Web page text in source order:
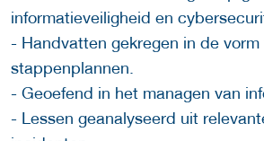
informatieveiligheid en
- Handvatten gekregen in de vorm
stappenplannen.
- Geoefend in het managen van
- Lessen geanalyseerd uit